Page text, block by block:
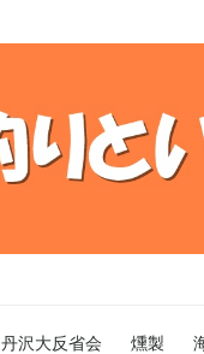
丹沢大反省会 燻製